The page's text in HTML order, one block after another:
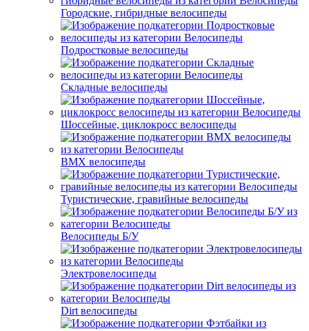
Городские, гибридные велосипеды
Подростковые велосипеды
Складные велосипеды
Шоссейные, циклокросс велосипеды
BMX велосипеды
Туристические, гравийные велосипеды
Велосипеды Б/У
Электровелосипеды
Dirt велосипеды